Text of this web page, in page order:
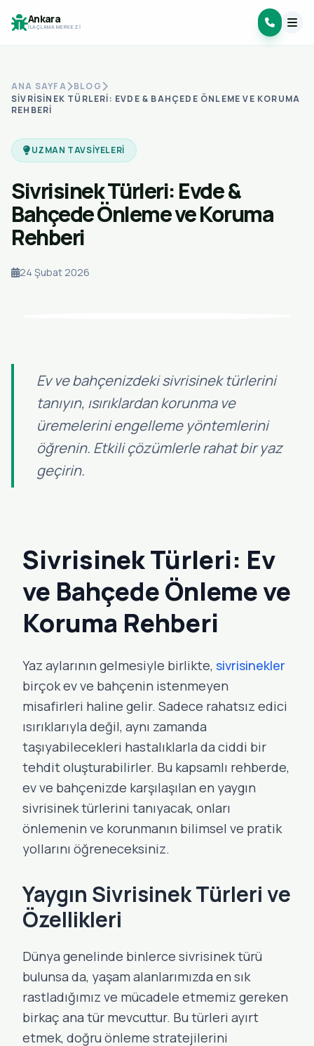
Ankara
İLAÇLAMA MERKEZI
ANA SAYFA
BLOG
SIVRISINEK TÜRLERI: EVDE & BAHÇEDE ÖNLEME VE KORUMA
REHBERI
UZMAN TAVSIYELERI
Sivrisinek Türleri: Evde &
Bahçede Önleme ve Koruma
Rehberi
24 Şubat 2026
Ev ve bahçenizdeki sivrisinek türlerini
tanıyın, ısırıklardan korunma ve
üremelerini engelleme yöntemlerini
öğrenin. Etkili çözümlerle rahat bir yaz
geçirin.
Sivrisinek Türleri: Ev
ve Bahçede Önleme ve
Koruma Rehberi
Yaz aylarının gelmesiyle birlikte, sivrisinekler
birçok ev ve bahçenin istenmeyen
misafirleri haline gelir. Sadece rahatsız edici
ısırıklarıyla değil, aynı zamanda
taşıyabilecekleri hastalıklarla da ciddi bir
tehdit oluşturabilirler. Bu kapsamlı rehberde,
ev ve bahçenizde karşılaşılan en yaygın
sivrisinek türlerini tanıyacak, onları
önlemenin ve korunmanın bilimsel ve pratik
yollarını öğreneceksiniz.
Yaygın Sivrisinek Türleri ve
Özellikleri
Dünya genelinde binlerce sivrisinek türü
bulunsa da, yaşam alanlarımızda en sık
rastladığımız ve mücadele etmemiz gereken
birkaç ana tür mevcuttur. Bu türleri ayırt
etmek, doğru önleme stratejilerini